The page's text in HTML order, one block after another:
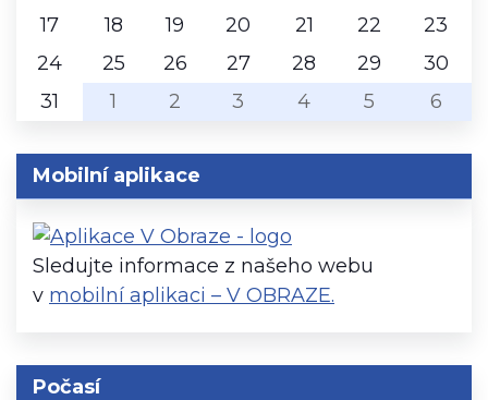
17
18 19 20 21 22
23
24
25 26 27 28 29
30
31
1 2 3 4 5 6
Mobilní aplikace
Sledujte informace z našeho webu
v mobilní aplikaci – V OBRAZE.
Počasí